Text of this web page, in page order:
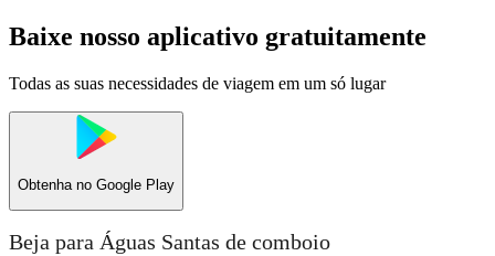
Baixe nosso aplicativo gratuitamente
Todas as suas necessidades de viagem em um só lugar
Obtenha no Google Play
Beja para Águas Santas de comboio